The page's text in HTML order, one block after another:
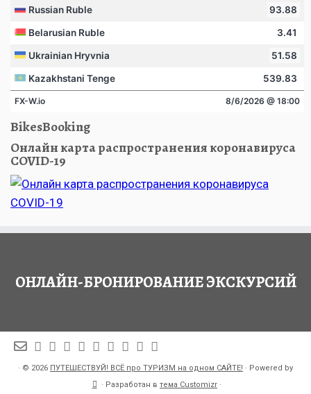
BikesBooking
Онлайн карта распространения коронавируса
COVID-19
ОНЛАЙН-БРОНИРОВАНИЕ ЭКСКУРСИЙ
· © 2026 ПУТЕШЕСТВУЙ! ВСЁ про ТУРИЗМ на одном САЙТЕ! · Powered by
· Разработан в тема Customizr ·